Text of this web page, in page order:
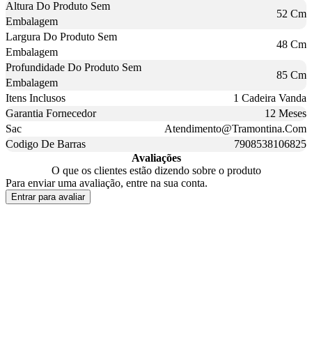
Altura Do Produto Sem
Embalagem
52 Cm
Largura Do Produto Sem
Embalagem
48 Cm
Profundidade Do Produto Sem
Embalagem
85 Cm
Itens Inclusos
1 Cadeira Vanda
Garantia Fornecedor
12 Meses
Sac
Atendimento@Tramontina.Com
Codigo De Barras
7908538106825
Avaliações
O que os clientes estão dizendo sobre o produto
Para enviar uma avaliação, entre na sua conta.
Entrar para avaliar